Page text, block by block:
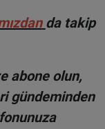
da takip
abone olun,
gündeminden